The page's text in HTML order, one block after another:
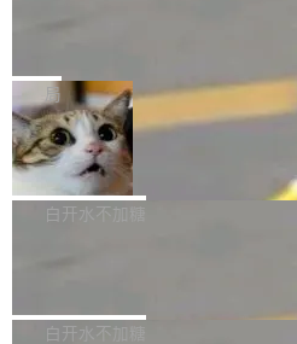
是把这段空隙补上。 回退到任何一次
aDB 捕获 commit 之间的每一次操作
微软同期总资本开支的四成。 与亚
bet、微软以及 Meta 等传统科技巨
ceXAI的资金消耗速度尤为引人瞩目
撑庞大支出的资金来源却呈现出截然
貌。数据显示，微软和 Meta 主要依
一个在终端里运行的编程 agent；
1.2，驱动这个 agent 的新模型。一
你可以用 curl -fsSL https://
sh | bash 安装一个能在大项目里自
代码、验证结果的 AI 终端工具。 据
个主 agent 循环，外加一组后台
局
美团开源 LoHoSearch，用知识
准 AI 能力认知
机器出题的前提，是让机器拥有全
构建流程可以分为四个环节：建图 →
白开水不加糖
库，并将作为transport接入
白开水不加糖